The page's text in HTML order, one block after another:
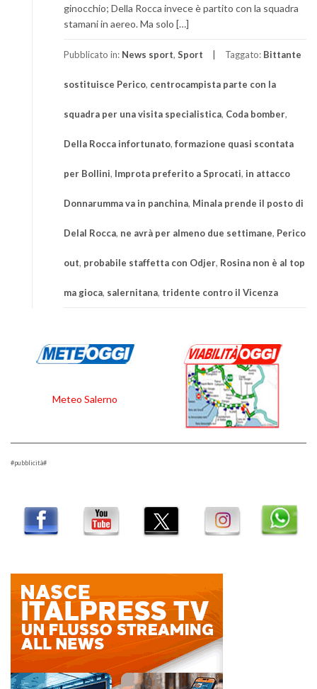
ginocchio; Della Rocca invece è partito con la squadra
stamani in aereo. Ma solo […]
Pubblicato in: News sport, Sport Taggato: Bittante
sostituisce Perico, centrocampista parte con la
squadra per una visita specialistica, Coda bomber,
Della Rocca infortunato, formazione quasi scontata
per Bollini, Improta preferito a Sprocati, in attacco
Donnarumma va in panchina, Minala prende il posto di
Delal Rocca, ne avrà per almeno due settimane, Perico
out, probabile staffetta con Odjer, Rosina non è al top
ma gioca, salernitana, tridente contro il Vicenza
Meteo Salerno
#pubblicità#